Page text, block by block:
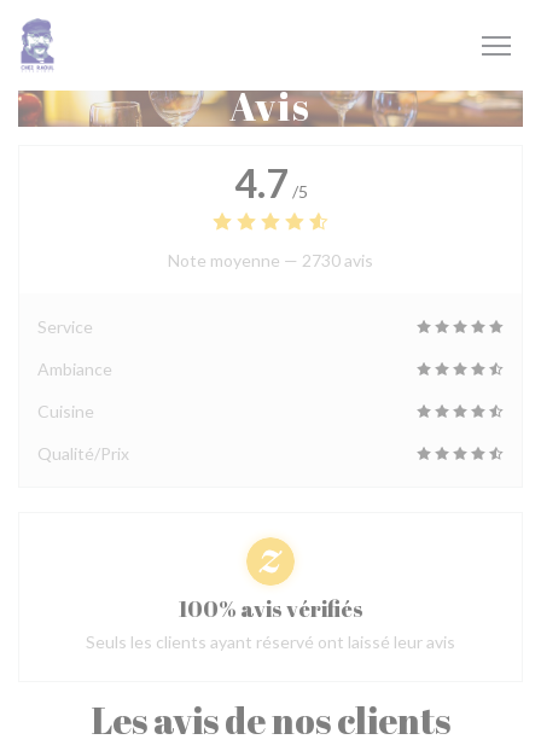
Personnalisation de vos choix en matière de cookies
Avis
Les avis de nos clients
4.7 /5
Note moyenne — 2730 avis
Service
Ambiance
Cuisine
Qualité/Prix
100% avis vérifiés
Seuls les clients ayant réservé ont laissé leur avis